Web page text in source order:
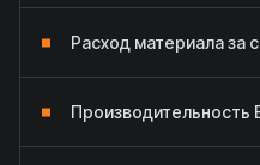
Расход материала за
Производительность